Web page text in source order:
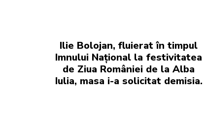
Ilie Bolojan, fluierat în timpul
Imnului Național la festivitatea
de Ziua României de la Alba
Iulia, masa i-a solicitat demisia.